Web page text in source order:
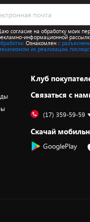
согласие на обработку моих
информационной
Ознакомлен с
их реализации,
Клуб
Cвязаться с
(17) 359-59-59
Скачай
GooglePlay